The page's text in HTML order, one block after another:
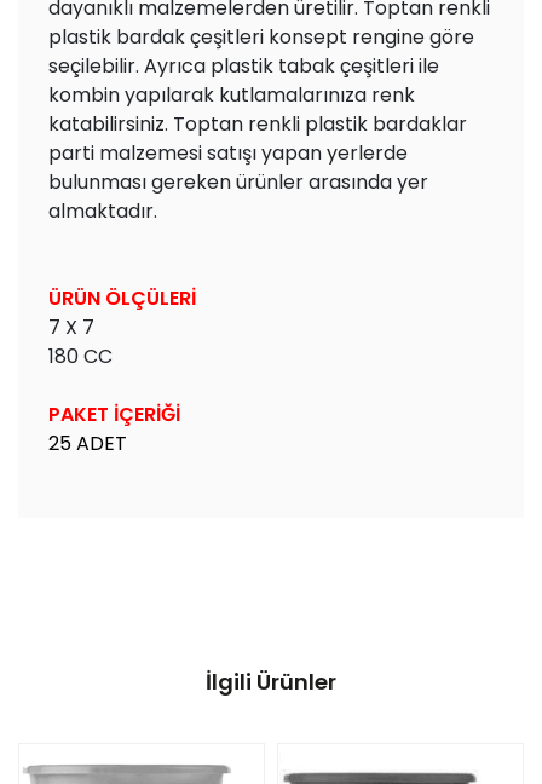
dayanıklı malzemelerden üretilir. Toptan renkli
plastik bardak çeşitleri konsept rengine göre
seçilebilir. Ayrıca plastik tabak çeşitleri ile
kombin yapılarak kutlamalarınıza renk
katabilirsiniz. Toptan renkli plastik bardaklar
parti malzemesi satışı yapan yerlerde
bulunması gereken ürünler arasında yer
almaktadır.
ÜRÜN ÖLÇÜLERİ
7 X 7
180 CC
PAKET İÇERİĞİ
25 ADET
İlgili Ürünler